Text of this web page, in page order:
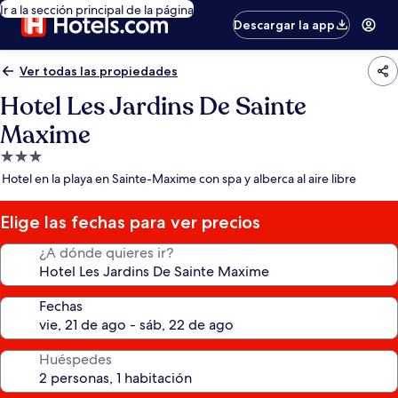
Ir a la sección principal de la página
Descargar la app
Ver todas las propiedades
Hotel Les Jardins De Sainte
Maxime
Propiedad
de
estrellas
Hotel en la playa en Sainte-Maxime con spa y alberca al aire libre
Elige las fechas para ver precios
¿A dónde quieres ir?
Fechas
Huéspedes